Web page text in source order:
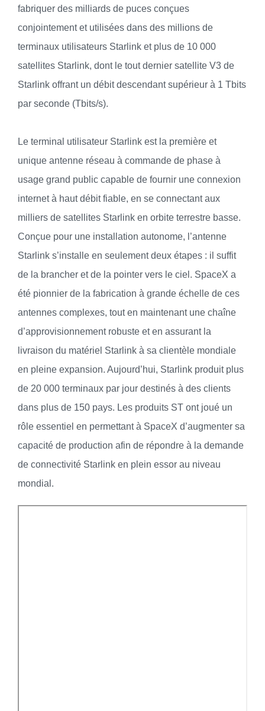
fabriquer des milliards de puces conçues
conjointement et utilisées dans des millions de
terminaux utilisateurs Starlink et plus de 10 000
satellites Starlink, dont le tout dernier satellite V3 de
Starlink offrant un débit descendant supérieur à 1 Tbits
par seconde (Tbits/s).
Le terminal utilisateur Starlink est la première et
unique antenne réseau à commande de phase à
usage grand public capable de fournir une connexion
internet à haut débit fiable, en se connectant aux
milliers de satellites Starlink en orbite terrestre basse.
Conçue pour une installation autonome, l’antenne
Starlink s’installe en seulement deux étapes : il suffit
de la brancher et de la pointer vers le ciel. SpaceX a
été pionnier de la fabrication à grande échelle de ces
antennes complexes, tout en maintenant une chaîne
d’approvisionnement robuste et en assurant la
livraison du matériel Starlink à sa clientèle mondiale
en pleine expansion. Aujourd’hui, Starlink produit plus
de 20 000 terminaux par jour destinés à des clients
dans plus de 150 pays. Les produits ST ont joué un
rôle essentiel en permettant à SpaceX d’augmenter sa
capacité de production afin de répondre à la demande
de connectivité Starlink en plein essor au niveau
mondial.